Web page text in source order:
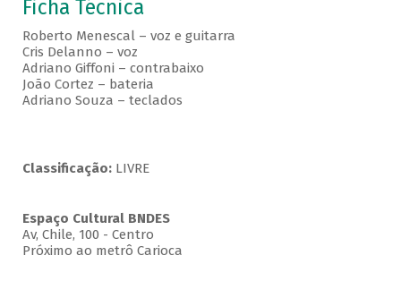
Ficha Técnica
Roberto Menescal – voz e guitarra
Cris Delanno – voz
Adriano Giffoni – contrabaixo
João Cortez – bateria
Adriano Souza – teclados
Classificação: LIVRE
Espaço Cultural BNDES
Av, Chile, 100 - Centro
Próximo ao metrô Carioca